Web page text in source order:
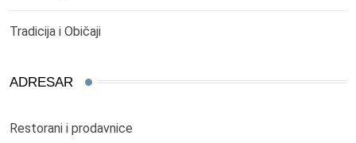
Tradicija i Običaji
ADRESAR
Restorani i prodavnice